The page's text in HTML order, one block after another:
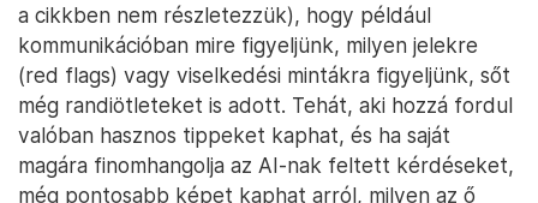
a cikkben nem részletezzük), hogy például
kommunikációban mire figyeljünk, milyen jelekre
(red flags) vagy viselkedési mintákra figyeljünk, sőt
még randiötleteket is adott. Tehát, aki hozzá fordul
valóban hasznos tippeket kaphat, és ha saját
magára finomhangolja az AI-nak feltett kérdéseket,
még pontosabb képet kaphat arról, milyen az ő